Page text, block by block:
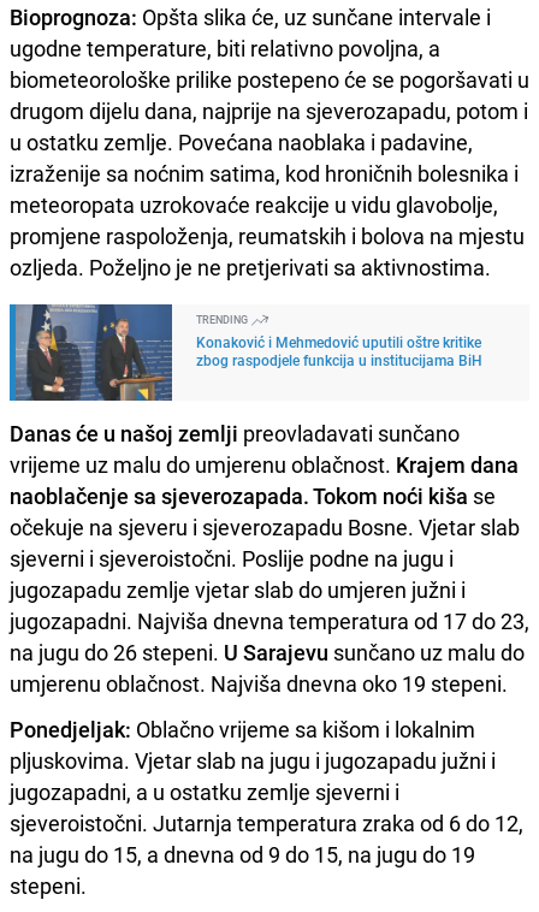
Bioprognoza: Opšta slika će, uz sunčane intervale i
ugodne temperature, biti relativno povoljna, a
biometeorološke prilike postepeno će se pogoršavati u
drugom dijelu dana, najprije na sjeverozapadu, potom i
u ostatku zemlje. Povećana naoblaka i padavine,
izraženije sa noćnim satima, kod hroničnih bolesnika i
meteoropata uzrokovaće reakcije u vidu glavobolje,
promjene raspoloženja, reumatskih i bolova na mjestu
ozljeda. Poželjno je ne pretjerivati sa aktivnostima.
TRENDING
Konaković i Mehmedović uputili oštre kritike
zbog raspodjele funkcija u institucijama BiH
Danas će u našoj zemlji preovladavati sunčano
vrijeme uz malu do umjerenu oblačnost. Krajem dana
naoblačenje sa sjeverozapada. Tokom noći kiša se
očekuje na sjeveru i sjeverozapadu Bosne. Vjetar slab
sjeverni i sjeveroistočni. Poslije podne na jugu i
jugozapadu zemlje vjetar slab do umjeren južni i
jugozapadni. Najviša dnevna temperatura od 17 do 23,
na jugu do 26 stepeni. U Sarajevu sunčano uz malu do
umjerenu oblačnost. Najviša dnevna oko 19 stepeni.
Ponedjeljak: Oblačno vrijeme sa kišom i lokalnim
pljuskovima. Vjetar slab na jugu i jugozapadu južni i
jugozapadni, a u ostatku zemlje sjeverni i
sjeveroistočni. Jutarnja temperatura zraka od 6 do 12,
na jugu do 15, a dnevna od 9 do 15, na jugu do 19
stepeni.